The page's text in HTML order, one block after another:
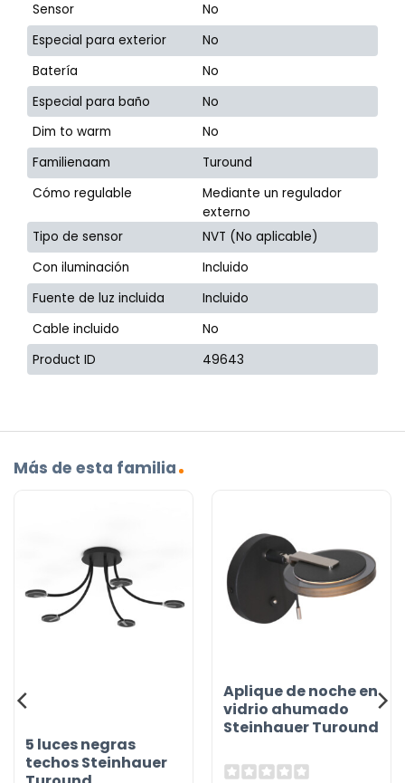
Sensor
No
Especial para exterior
No
Batería
No
Especial para baño
No
Dim to warm
No
Familienaam
Turound
Cómo regulable
Mediante un regulador
externo
Tipo de sensor
NVT (No aplicable)
Con iluminación
Incluido
Fuente de luz incluida
Incluido
Cable incluido
No
Product ID
49643
Más de esta familia
5 luces negras
techos Steinhauer
Aplique de noche en
vidrio ahumado
Steinhauer Turound